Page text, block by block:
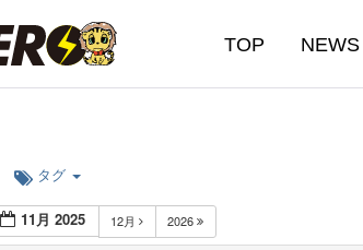
TOP NEWS
タグ
11月 2025 12月 2026